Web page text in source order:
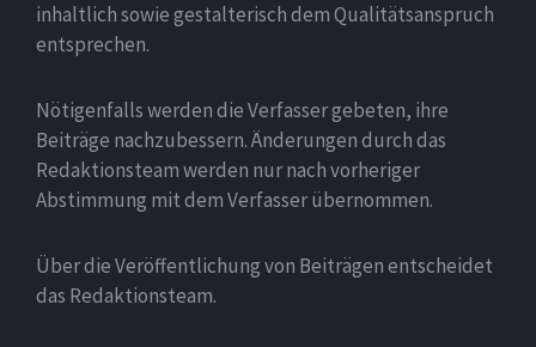
inhaltlich sowie gestalterisch dem Qualitätsanspruch
entsprechen.
Nötigenfalls werden die Verfasser gebeten, ihre
Beiträge nachzubessern. Änderungen durch das
Redaktionsteam werden nur nach vorheriger
Abstimmung mit dem Verfasser übernommen.
Über die Veröffentlichung von Beiträgen entscheidet
das Redaktionsteam.